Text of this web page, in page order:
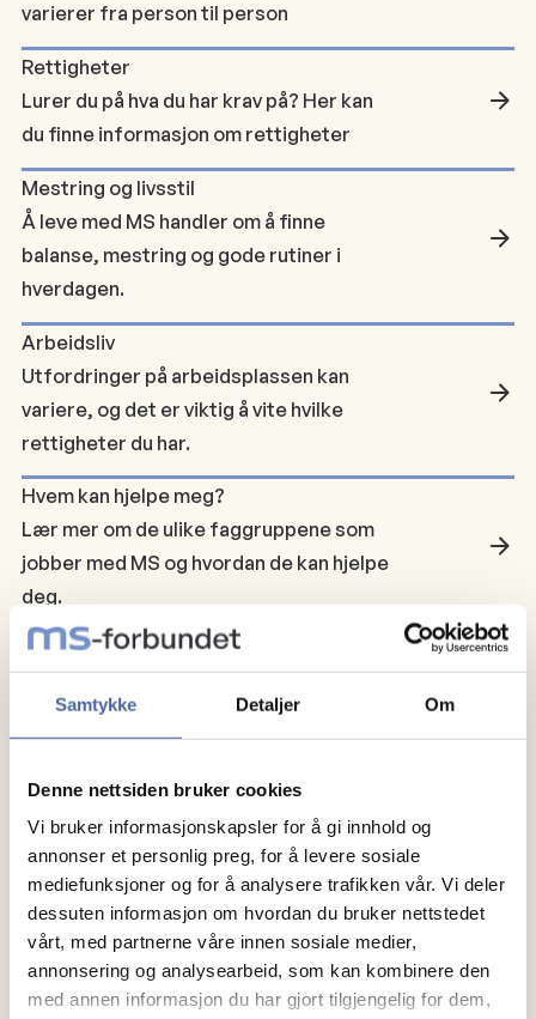
Samtykke Detaljer Om
Denne nettsiden bruker cookies
Vi bruker informasjonskapsler for å gi innhold og
annonser et personlig preg, for å levere sosiale
mediefunksjoner og for å analysere trafikken vår. Vi deler
dessuten informasjon om hvordan du bruker nettstedet
vårt, med partnerne våre innen sosiale medier,
annonsering og analysearbeid, som kan kombinere den
med annen informasjon du har gjort tilgjengelig for dem,
varierer fra person til person
Rettigheter
Lurer du på hva du har krav på? Her kan
du finne informasjon om rettigheter
Mestring og livsstil
Å leve med MS handler om å finne
balanse, mestring og gode rutiner i
hverdagen.
Arbeidsliv
Utfordringer på arbeidsplassen kan
variere, og det er viktig å vite hvilke
rettigheter du har.
Hvem kan hjelpe meg?
Lær mer om de ulike faggruppene som
jobber med MS og hvordan de kan hjelpe
deg.
Økonomiske støtteordninger
variere, og det er viktig å kjenne til hvilke
Søk i kunnskapsbanken
Relevant